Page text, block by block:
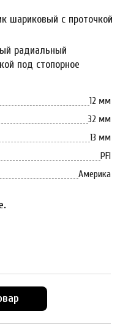
радиальный
под стопорное
12 мм
32 мм
13 мм
PFI
Америка